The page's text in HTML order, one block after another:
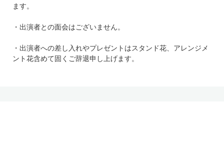
ます。
・出演者との面会はございません。
・出演者への差し入れやプレゼントはスタンド花、アレンジメ
ント花含めて固くご辞退申し上げます。